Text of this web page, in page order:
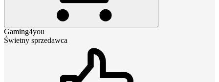
Gaming4you
Świetny sprzedawca